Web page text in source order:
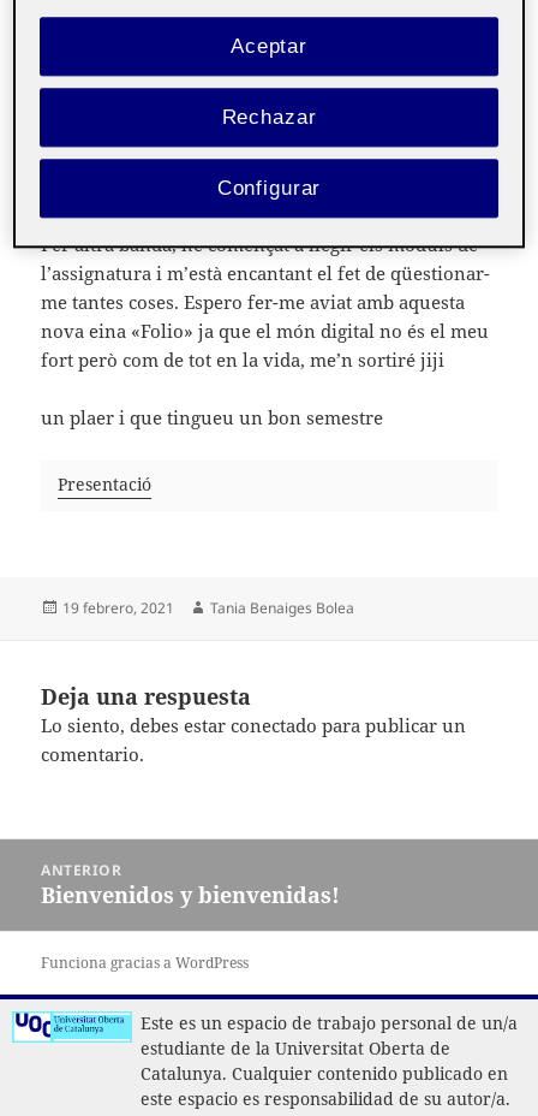
grau de llengua i literatura
Tot i que tinc un bon treball estudio a la UOC perquè
realitza professionalment.
Per altra banda, he començat a llegir els mòduls de
l’assignatura i m’està encantant el fet de qüestionar-
me tantes coses. Espero fer-me aviat amb aquesta
nova eina «Folio» ja que el món digital no és el meu
fort però com de tot en la vida, me’n sortiré jiji
un plaer i que tingueu un bon semestre
Presentació
Publicado
19 febrero, 2021 Autor
Tania Benaiges Bolea
Deja una respuesta
Lo siento, debes estarconectado para publicar un
comentario.
entradas
ANTERIOR
Entrada
Bienvenidos y bienvenidas!
Funciona gracias a WordPress
Este es un espacio de trabajo personal de un/a
estudiante de la Universitat Oberta de
Catalunya. Cualquier contenido publicado en
este espacio es responsabilidad de su autor/a.
Rechazar
Aceptar
Configurar